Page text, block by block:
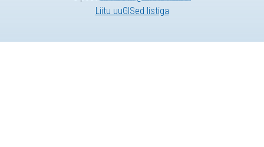
Liitu uuGISed listiga